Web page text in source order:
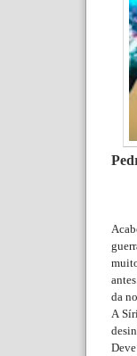
da
A